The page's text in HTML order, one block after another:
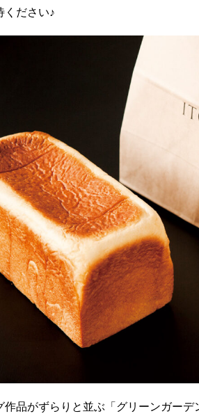
ください♪
作品がずらりと並ぶ「グリーンガーデ